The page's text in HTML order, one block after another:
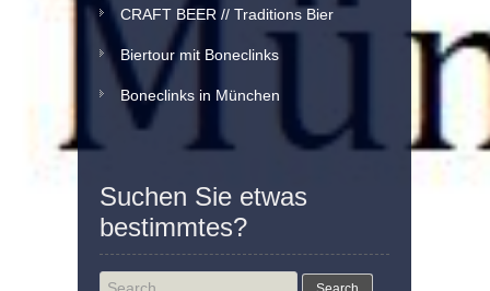
CRAFT BEER // Traditions Bier
Biertour mit Boneclinks
Boneclinks in München
Suchen Sie etwas
bestimmtes?
Search